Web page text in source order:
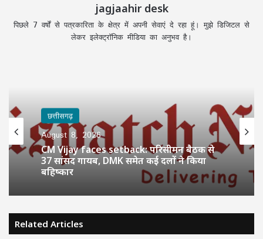
jagjaahir desk
पिछले 7 वर्षों से पत्रकारिता के क्षेत्र में अपनी सेवाएं दे रहा हूं। मुझे डिजिटल से
लेकर इलेक्ट्रॉनिक मीडिया का अनुभव है।
छत्तीसगढ़
August 8, 2026
CM Vijay faces setback: परिसीमन बैठक से
37 सांसद गायब, DMK समेत कई दलों ने किया
बहिष्कार
Related Articles